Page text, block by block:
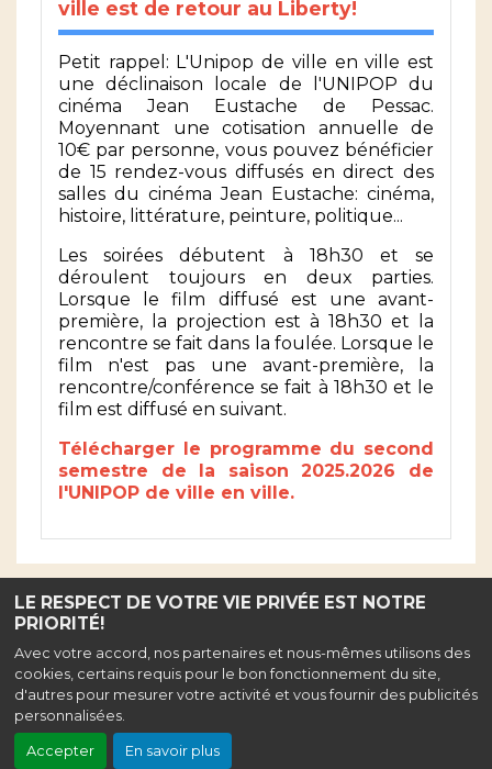
LE RESPECT DE VOTRE VIE PRIVÉE EST NOTRE
PRIORITÉ!
Avec votre accord, nos partenaires et nous-mêmes utilisons des
cookies, certains requis pour le bon fonctionnement du site,
d'autres pour mesurer votre activité et vous fournir des publicités
personnalisées.
Accepter En savoir plus
ville est de retour au Liberty!
Petit rappel: L'Unipop de ville en ville est
une déclinaison locale de l'UNIPOP du
cinéma Jean Eustache de Pessac.
Moyennant une cotisation annuelle de
10€ par personne, vous pouvez bénéficier
de 15 rendez-vous diffusés en direct des
salles du cinéma Jean Eustache: cinéma,
histoire, littérature, peinture, politique...
Les soirées débutent à 18h30 et se
déroulent toujours en deux parties.
Lorsque le film diffusé est une avant-
première, la projection est à 18h30 et la
rencontre se fait dans la foulée. Lorsque le
film n'est pas une avant-première, la
rencontre/conférence se fait à 18h30 et le
film est diffusé en suivant.
Télécharger le programme du second
semestre de la saison 2025.2026 de
l'UNIPOP de ville en ville.
Haut de page
Association ciné liberty , Rue de la Fraternité, 47500 Monsempron-Libos
| Mentions légales | Confidentialité|Contact| Tel : 05 53 71 59 20
Cinéma classé art et essai, labélisé jeune public, patrimoine et répertoire,
recherche et découverte
Création site internet www.erakys.com